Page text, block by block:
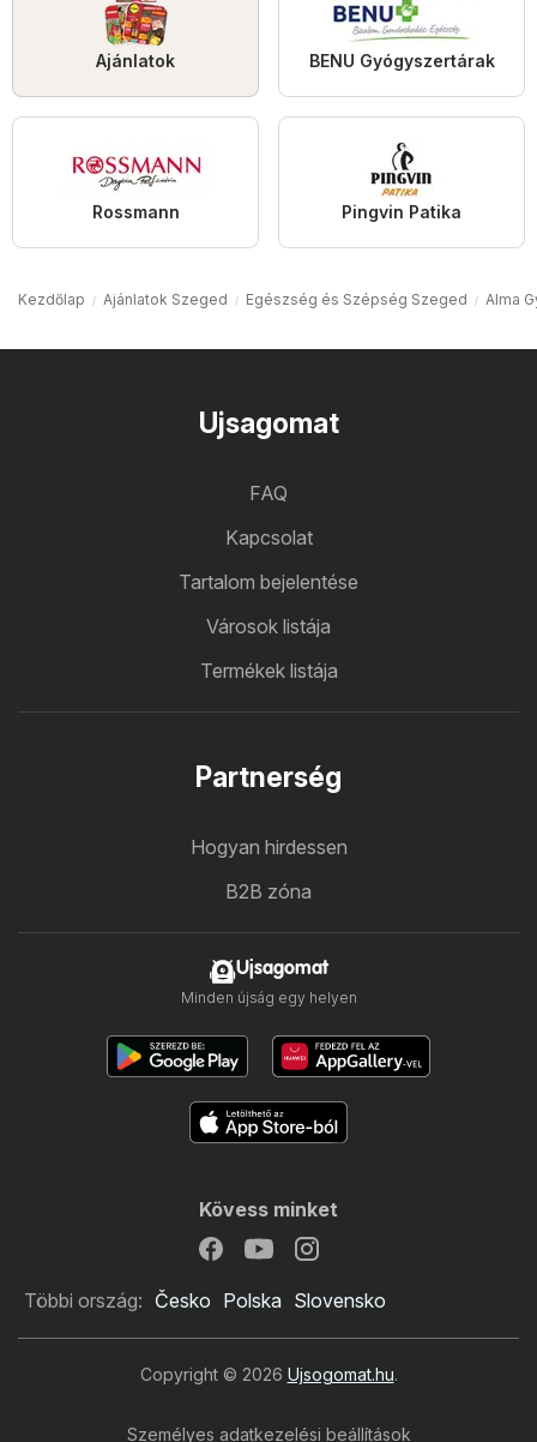
Ajánlatok BENU Gyógyszertárak
Rossmann Pingvin Patika
Kezdőlap Ajánlatok Szeged Egészség és Szépség Szeged Alma
Ujsagomat
FAQ
Kapcsolat
Tartalom bejelentése
Városok listája
Termékek listája
Partnerség
Hogyan hirdessen
B2B zóna
Ujsagomat
Minden újság egy helyen
Kövess minket
Többi ország: Česko Polska Slovensko
Copyright © 2026 Ujsogomat.hu.
Személyes adatkezelési beállítások